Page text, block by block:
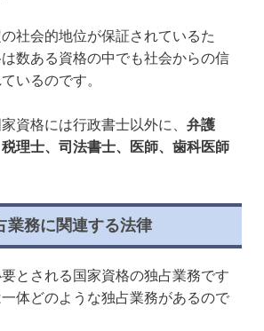
社会的地位が保証されているた
数ある資格の中でも社会からの信
いるのです。
資格には行政書士以外に、 弁護
理士、司法書士、医師、歯科医師
業務に関連する法律
とされる国家資格の独占業務です
体どのような独占業務があるので